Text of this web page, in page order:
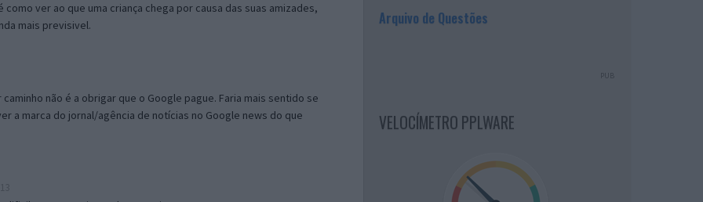
ver ao que uma criança chega por causa das suas amizades,
mais previsivel.
não é a obrigar que o Google pague. Faria mais sentido se
a marca do jornal/agência de notícias no Google news do que
Arquivo de Questões
PUB
VELOCÍMETRO PPLWARE